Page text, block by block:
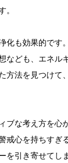
。
化も効果的です
なども、エネル
方法を見つけて
ブな考え方を心
戒心を持ちすぎ
を引き寄せてし